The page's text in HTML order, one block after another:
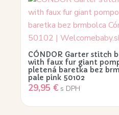
CÓNDOR Garter stitch
with faux fur giant
pletená baretka bez
pale pink 50102
29,95 € s DPH